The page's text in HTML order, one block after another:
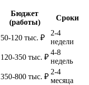
Бюджет
(работы)
Сроки
50-120 тыс. ₽
2-4
недели
120-350 тыс. ₽
4-8
недель
350-800 тыс. ₽
2-4
месяца